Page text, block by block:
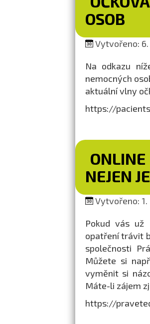
OSOB
Vytvořeno: 6.
Na odkazu
nemocných
aktuální vlny
https://
ONLINE
NEJEN JE
Vytvořeno: 1.
Pokud vás
opatření trávit
společnosti
Můžete si
vyměnit si
Máte-li zájem
https://